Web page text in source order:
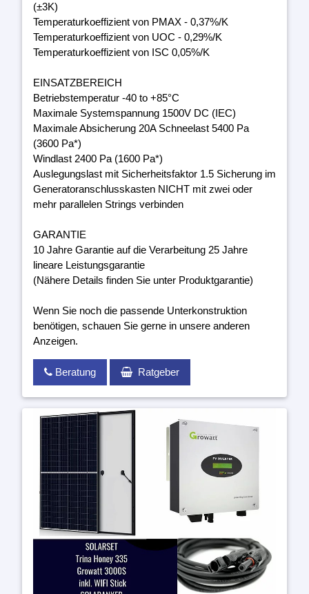
(±3K)
Temperaturkoeffizient von PMAX - 0,37%/K
Temperaturkoeffizient von UOC - 0,29%/K
Temperaturkoeffizient von ISC 0,05%/K
EINSATZBEREICH
Betriebstemperatur -40 to +85°C
Maximale Systemspannung 1500V DC (IEC)
Maximale Absicherung 20A Schneelast 5400 Pa
(3600 Pa*)
Windlast 2400 Pa (1600 Pa*)
Auslegungslast mit Sicherheitsfaktor 1.5 Sicherung im
Generatoranschlusskasten NICHT mit zwei oder
mehr parallelen Strings verbinden
GARANTIE
10 Jahre Garantie auf die Verarbeitung 25 Jahre
lineare Leistungsgarantie
(Nähere Details finden Sie unter Produktgarantie)
Wenn Sie noch die passende Unterkonstruktion
benötigen, schauen Sie gerne in unsere anderen
Anzeigen.
Beratung Ratgeber